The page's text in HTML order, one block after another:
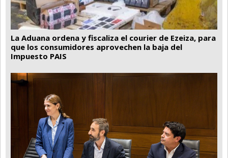
La Aduana ordena y fiscaliza el courier de Ezeiza, para
que los consumidores aprovechen la baja del
Impuesto PAIS